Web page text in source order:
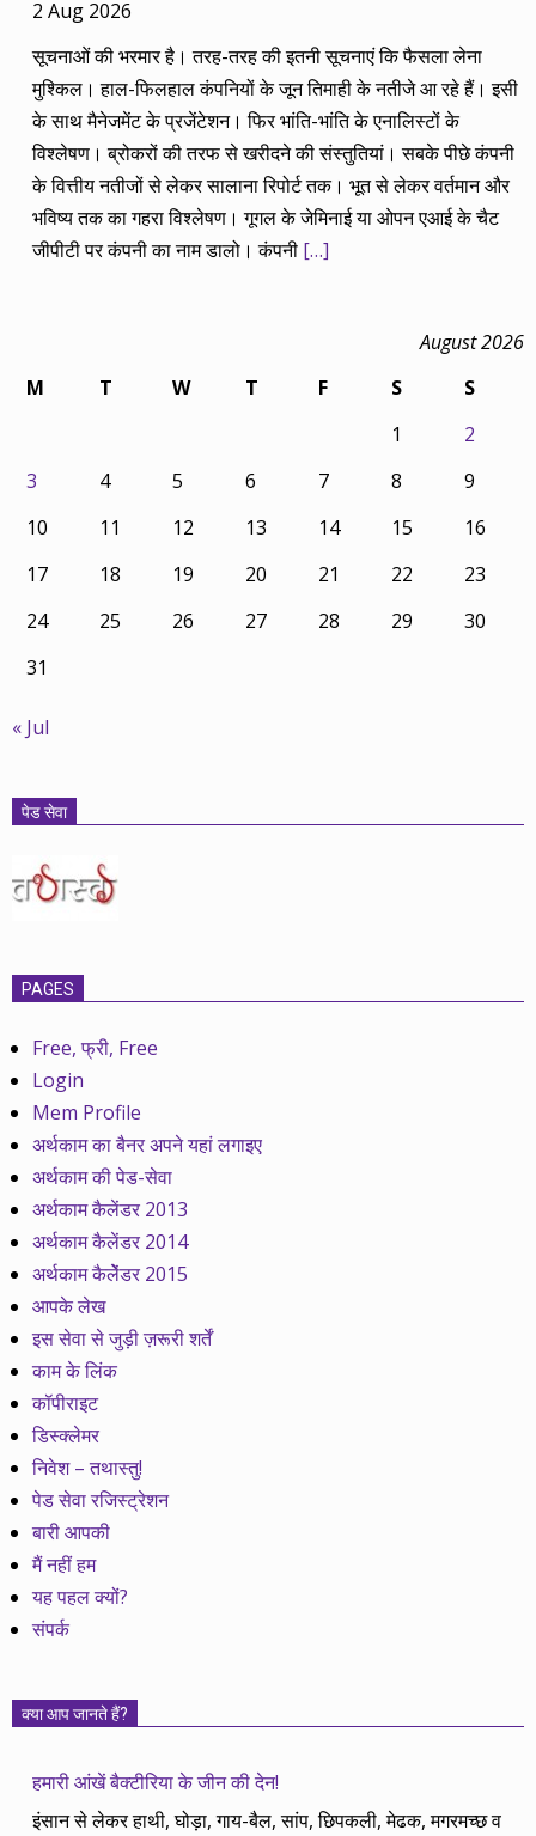
2 Aug 2026
सूचनाओं की भरमार है। तरह-तरह की इतनी सूचनाएं कि फैसला लेना
मुश्किल। हाल-फिलहाल कंपनियों के जून तिमाही के नतीजे आ रहे हैं। इसी
के साथ मैनेजमेंट के प्रजेंटेशन। फिर भांति-भांति के एनालिस्टों के
विश्लेषण। ब्रोकरों की तरफ से खरीदने की संस्तुतियां। सबके पीछे कंपनी
के वित्तीय नतीजों से लेकर सालाना रिपोर्ट तक। भूत से लेकर वर्तमान और
भविष्य तक का गहरा विश्लेषण। गूगल के जेमिनाई या ओपन एआई के चैट
जीपीटी पर कंपनी का नाम डालो। कंपनी […]
August 2026
M
T W T F S
S
1
2
3
4 5 6 7 8
9
10
11 12 13 14 15
16
17
18 19 20 21 22
23
24
25 26 27 28 29
30
31
« Jul
पेड सेवा
PAGES
Free, फ्री, Free
Login
Mem Profile
अर्थकाम का बैनर अपने यहां लगाइए
अर्थकाम की पेड-सेवा
अर्थकाम कैलेंडर 2013
अर्थकाम कैलेंडर 2014
अर्थकाम कैलेेंडर 2015
आपके लेख
इस सेवा से जुड़ी ज़रूरी शर्तें
काम के लिंक
कॉपीराइट
डिस्क्लेमर
निवेश – तथास्तु!
पेड सेवा रजिस्ट्रेशन
बारी आपकी
मैं नहीं हम
यह पहल क्यों?
संपर्क
क्या आप जानते हैं?
हमारी आंखें बैक्टीरिया के जीन की देन!
इंसान से लेकर हाथी, घोड़ा, गाय-बैल, सांप, छिपकली, मेढक, मगरमच्छ व